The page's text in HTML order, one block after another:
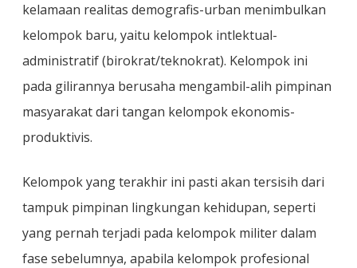
kelamaan realitas demografis-urban menimbulkan
kelompok baru, yaitu kelompok intlektual-
administratif (birokrat/teknokrat). Kelompok ini
pada gilirannya berusaha mengambil-alih pimpinan
masyarakat dari tangan kelompok ekonomis-
produktivis.
Kelompok yang terakhir ini pasti akan tersisih dari
tampuk pimpinan lingkungan kehidupan, seperti
yang pernah terjadi pada kelompok militer dalam
fase sebelumnya, apabila kelompok profesional